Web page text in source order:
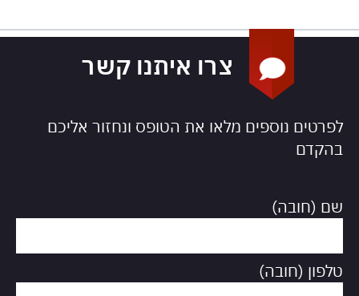
צרו איתנו קשר
לפרטים נוספים מלאו את הטופס ונחזור אליכם
בהקדם
שם (חובה)
טלפון (חובה)